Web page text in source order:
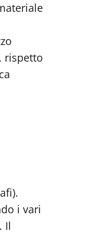
rispetto
i vari
Il